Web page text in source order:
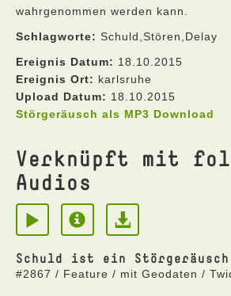
wahrgenommen werden kann.
Schlagworte: Schuld,Stören,Delay
Ereignis Datum: 18.10.2015
Ereignis Ort: karlsruhe
Upload Datum: 18.10.2015
Störgeräusch als MP3 Download
Verknüpft mit
Audios
Schuld ist ein Störgeräusch
#2867 / Feature / mit Geodaten /